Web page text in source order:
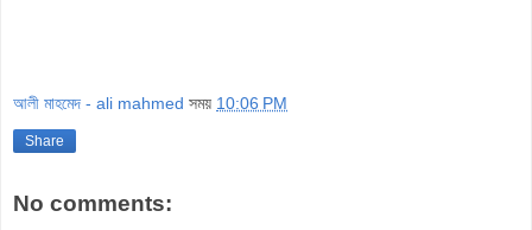
আলী মাহমেদ - ali mahmed সময় 10:06 PM
Share
No comments: